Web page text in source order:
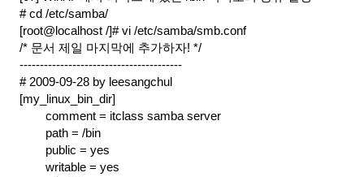
# cd /etc/samba/
[root@localhost /]# vi /etc/samba/smb.conf
/* 문서 제일 마지막에 추가하자! */
----------------------------------------
# 2009-09-28 by leesangchul
[my_linux_bin_dir]
comment = itclass samba server
path = /bin
public = yes
writable = yes